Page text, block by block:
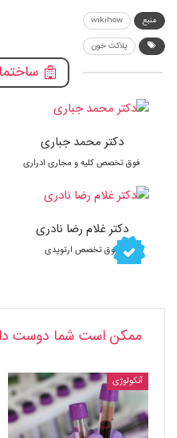
منبع
wikihow
پلاکت خون
دکتر محمد جباری
فوق تخصص کلیه و مجاری ادراری
دکتر غلام رضا نادری
فوق تخصص ارتوپدی
ممکن است شما دوست
آنکولوژی